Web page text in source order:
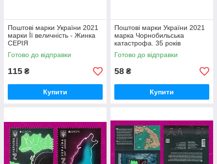
Поштові марки України 2021
марки Її величність - Жинка
СЕРІЯ
Готово до відправки
115 ₴
Купити
Поштові марки України 2021
марка Чорнобильська
катастрофа. 35 років
Готово до відправки
58 ₴
Купити